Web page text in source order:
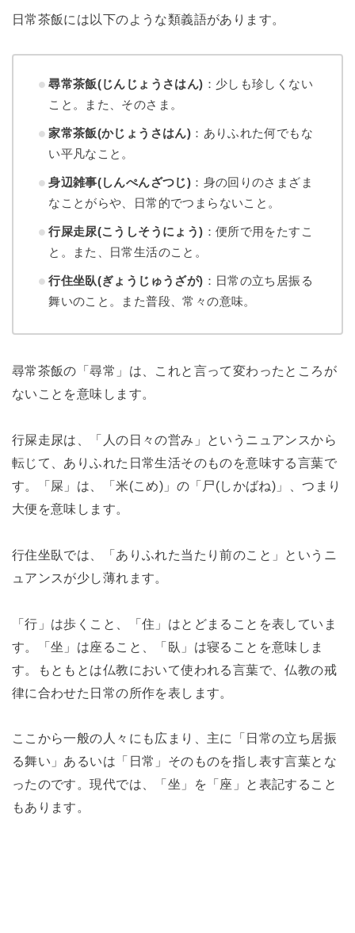
日常茶飯には以下のような類義語があります。
尋常茶飯(じんじょうさはん) ：少しも珍しくない
こと。また、そのさま。
家常茶飯(かじょうさはん) ：ありふれた何でもな
い平凡なこと。
身辺雑事(しんぺんざつじ) ：身の回りのさまざま
なことがらや、日常的でつまらないこと。
行屎走尿(こうしそうにょう) ：便所で用をたすこ
と。また、日常生活のこと。
行住坐臥(ぎょうじゅうざが) ：日常の立ち居振る
舞いのこと。また普段、常々の意味。
尋常茶飯の「尋常」は、これと言って変わったところが
ないことを意味します。
行屎走尿は、「人の日々の営み」というニュアンスから
転じて、ありふれた日常生活そのものを意味する言葉で
す。「屎」は、「米(こめ)」の「尸(しかばね)」、つまり
大便を意味します。
行住坐臥では、「ありふれた当たり前のこと」というニ
ュアンスが少し薄れます。
「行」は歩くこと、「住」はとどまることを表していま
す。「坐」は座ること、「臥」は寝ることを意味しま
す。もともとは仏教において使われる言葉で、仏教の戒
律に合わせた日常の所作を表します。
ここから一般の人々にも広まり、主に「日常の立ち居振
る舞い」あるいは「日常」そのものを指し表す言葉とな
ったのです。現代では、「坐」を「座」と表記すること
もあります。